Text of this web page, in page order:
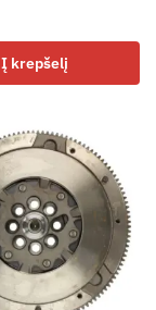
Į krepšelį